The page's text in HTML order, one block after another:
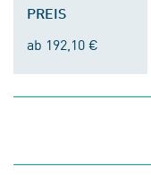
PREIS
ab 192,10 €